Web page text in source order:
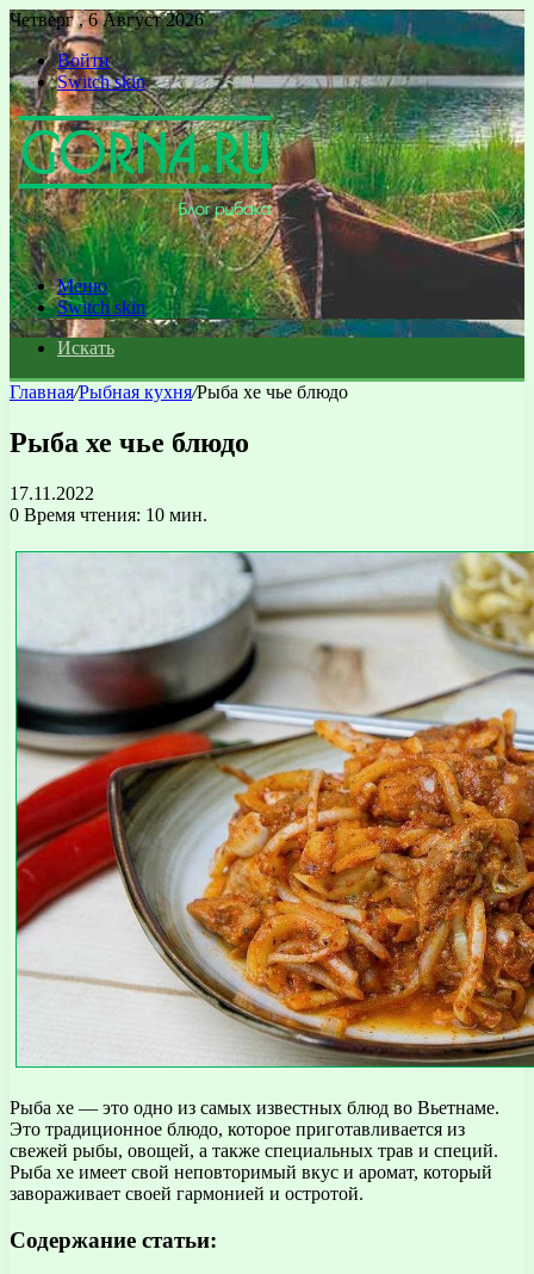
Четверг , 6 Август 2026
Войти
Switch skin
Меню
Switch skin
Искать
Главная/Рыбная кухня/Рыба хе чье блюдо
Рыба хе чье блюдо
17.11.2022
0 Время чтения: 10 мин.
Рыба хе — это одно из самых известных блюд во Вьетнаме.
Это традиционное блюдо, которое приготавливается из
свежей рыбы, овощей, а также специальных трав и специй.
Рыба хе имеет свой неповторимый вкус и аромат, который
завораживает своей гармонией и остротой.
Содержание статьи: